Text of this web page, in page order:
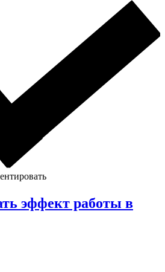
эффект работы в